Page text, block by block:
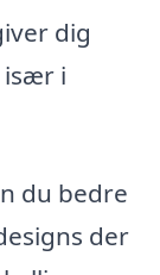
dig
især i
du bedre
der